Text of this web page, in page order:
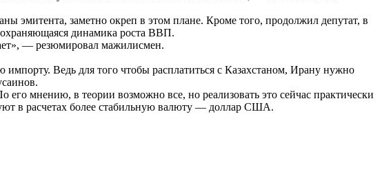
эмитента, заметно окреп в этом плане. Кроме того, продолжил депутат, в
динамика роста ВВП.
— резюмировал мажилисмен.
Ведь для того чтобы расплатиться с Казахстаном, Ирану нужно
мнению, в теории возможно все, но реализовать это сейчас практически
в расчетах более стабильную валюту — доллар США.